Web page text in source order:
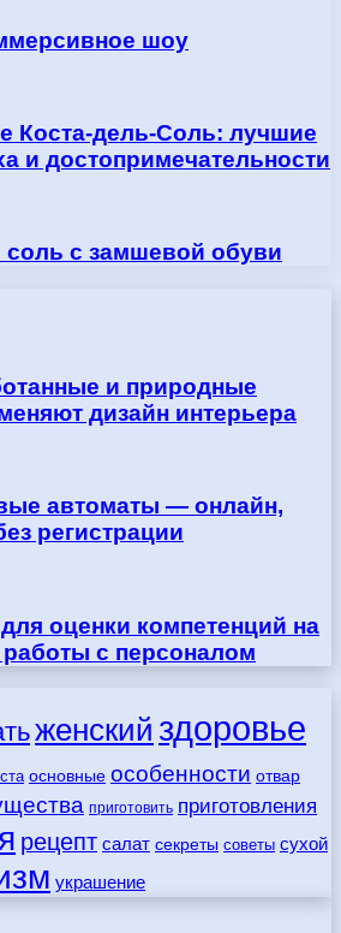
шоу
Коста-дель-Соль: лучшие
и достопримечательности
соль с замшевой обуви
и природные
дизайн интерьера
автоматы — онлайн,
регистрации
оценки компетенций на
работы с персоналом
женский здоровье
основные особенности отвар
приготовить приготовления
рецепт салат секреты советы сухой
украшение